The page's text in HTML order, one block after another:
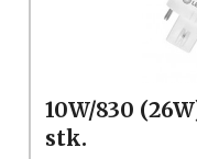
10W/830
stk.